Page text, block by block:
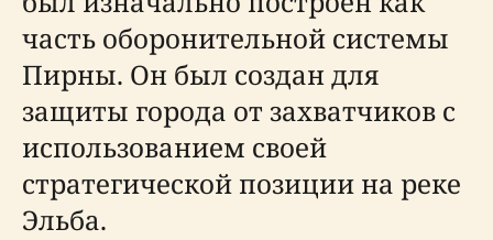
часть оборонительной системы
Пирны. Он был создан для
защиты города от захватчиков с
использованием своей
стратегической позиции на реке
Эльба.